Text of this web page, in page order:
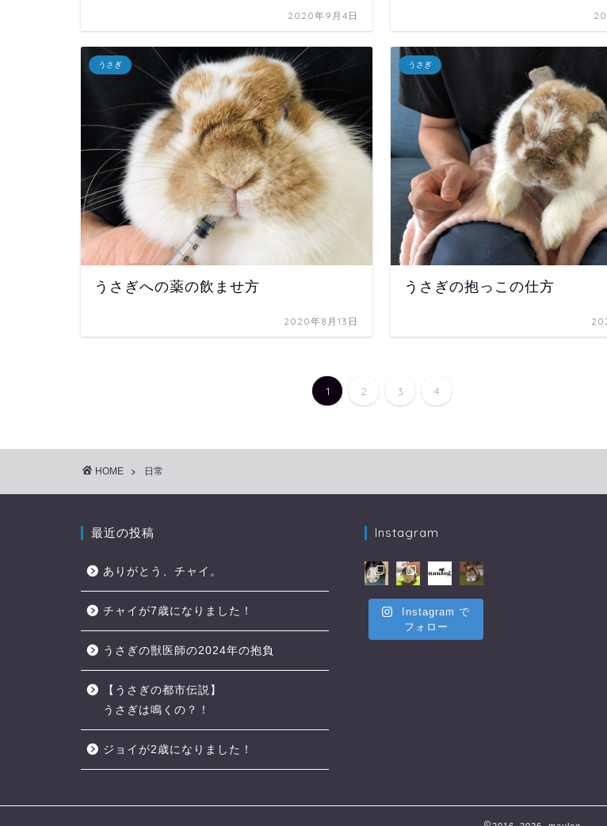
2020年9月4日
うさぎ
うさぎへの薬の飲ませ方
2020年8月13日
うさぎ
うさぎの抱っこの仕方
1 2 3 4
HOME 日常
最近の投稿
ありがとう、チャイ。
チャイが7歳になりました！
うさぎの獣医師の2024年の抱負
【うさぎの都市伝説】
うさぎは鳴くの？！
ジョイが2歳になりました！
Instagram
Instagram で
フォロー